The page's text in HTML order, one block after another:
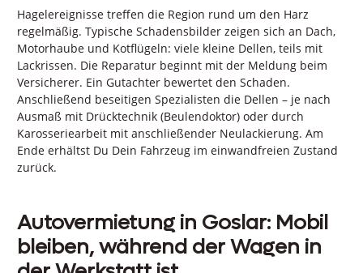
Hagelereignisse treffen die Region rund um den Harz
regelmäßig. Typische Schadensbilder zeigen sich an Dach,
Motorhaube und Kotflügeln: viele kleine Dellen, teils mit
Lackrissen. Die Reparatur beginnt mit der Meldung beim
Versicherer. Ein Gutachter bewertet den Schaden.
Anschließend beseitigen Spezialisten die Dellen – je nach
Ausmaß mit Drücktechnik (Beulendoktor) oder durch
Karosseriearbeit mit anschließender Neulackierung. Am
Ende erhältst Du Dein Fahrzeug im einwandfreien Zustand
zurück.
Autovermietung in Goslar: Mobil
bleiben, während der Wagen in